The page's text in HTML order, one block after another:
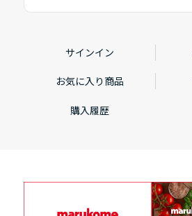
サインイン
お気に入り商品
購入履歴